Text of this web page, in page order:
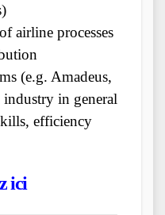
airline processes
(e.g. Amadeus,
industry in general
efficiency
ici